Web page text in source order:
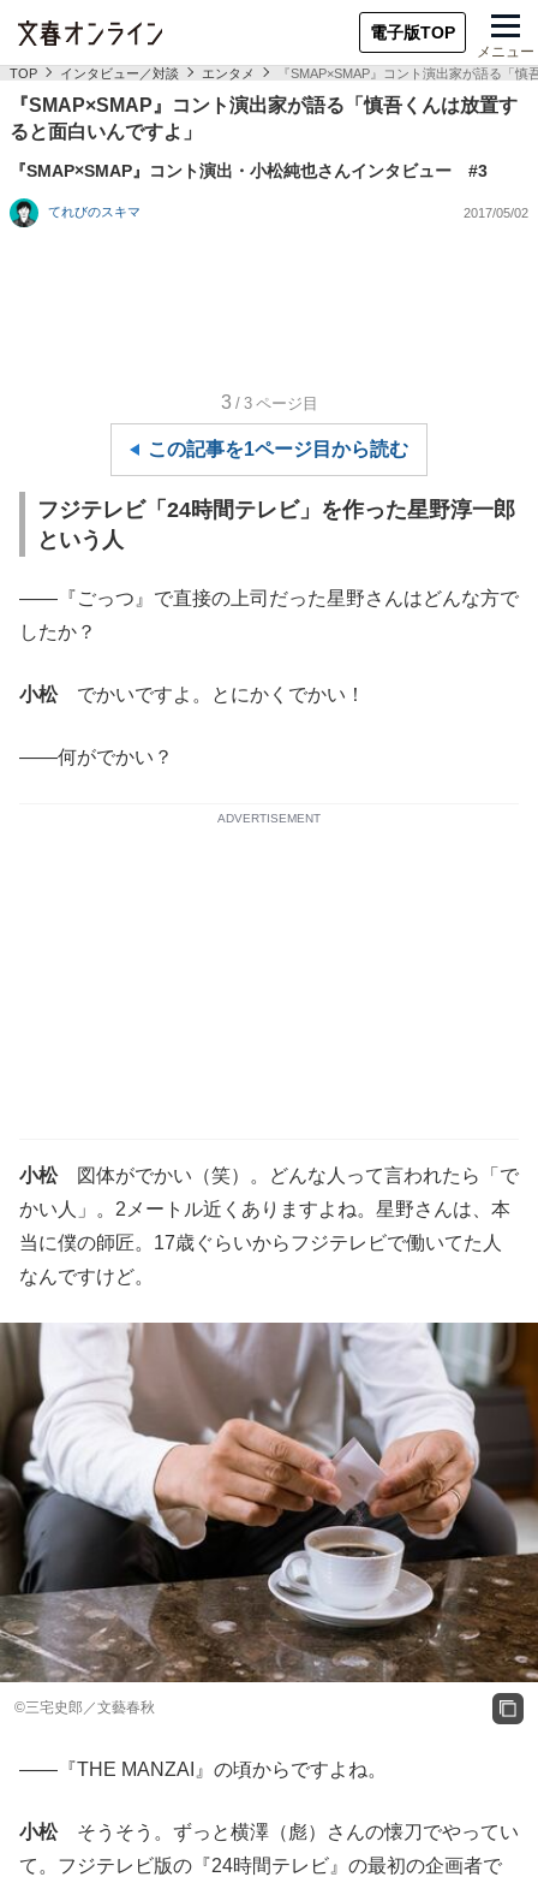
電子版TOP
メニュー
TOP インタビュー／対談 エンタメ 『SMAP×SMAP』コント演出家が語る「
『SMAP×SMAP』コント演出家が語る「慎吾くんは放置す
ると面白いんですよ」
『SMAP×SMAP』コント演出・小松純也さんインタビュー #3
てれびのスキマ 2017/05/02
3 /3 ページ目
この記事を1ページ目から読む
フジテレビ「24時間テレビ」を作った星野淳一郎
という人
――『ごっつ』で直接の上司だった星野さんはどんな方で
したか？
小松でかいですよ。とにかくでかい！
――何がでかい？
ADVERTISEMENT
小松図体がでかい（笑）。どんな人って言われたら「で
かい人」。2メートル近くありますよね。星野さんは、本
当に僕の師匠。17歳ぐらいからフジテレビで働いてた人
なんですけど。
©三宅史郎／文藝春秋
――『THE MANZAI』の頃からですよね。
小松そうそう。ずっと横澤（彪）さんの懐刀でやってい
て。フジテレビ版の『24時間テレビ』の最初の企画者で